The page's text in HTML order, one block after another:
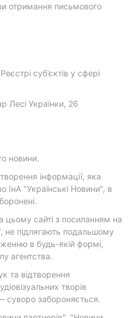
отримання письмового
суб’єктів у сфері
Лесі Українки, 26
новини.
інформації, яка
ІнА "Українські Новини", в
цьому сайті з посиланням на
не підлягають подальшому
в будь-якій формі,
агентства.
та відтворення
творів
суворо забороняється.